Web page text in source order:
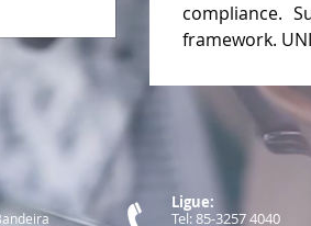
compliance.
framework.
Ligue:
Tel: 85-3257 4040